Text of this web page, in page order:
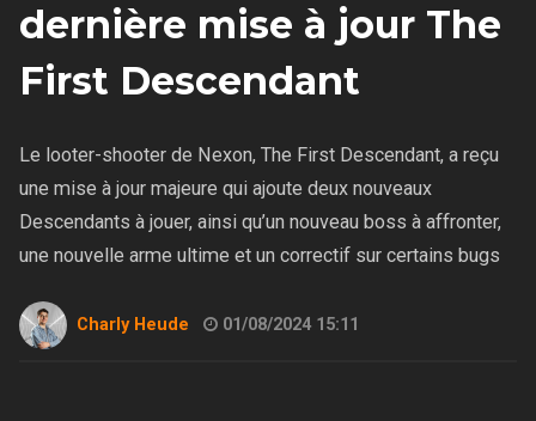
dernière mise à jour The
First Descendant
Le looter-shooter de Nexon, The First Descendant, a reçu
une mise à jour majeure qui ajoute deux nouveaux
Descendants à jouer, ainsi qu’un nouveau boss à affronter,
une nouvelle arme ultime et un correctif sur certains bugs
Charly Heude 01/08/2024 15:11